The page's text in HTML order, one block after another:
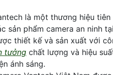
là một thương hiệu
sản phẩm camera an ninh
thiết kế và sản xuất với
tưởng chất lượng và hiệu
ánh sáng.